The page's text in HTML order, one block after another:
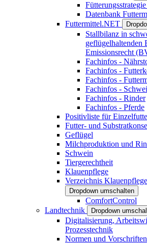
Datenbank
Futtermittel.NET
Stallbilanz in
geflügelhaltenden
Emissionsrecht
Fachinfos -
Fachinfos -
Fachinfos -
Fachinfos -
Fachinfos - Rinder
Fachinfos - Pferde
Positivliste für
Futter- und
Geflügel
Milchproduktion und
Schwein
Tiergerechtheit
Klauenpflege
Verzeichnis
Dropdown umschalten
ComfortControl
Landtechnik
Dropdown
Digitalisierung,
Prozesstechnik
Normen und Vorschriften